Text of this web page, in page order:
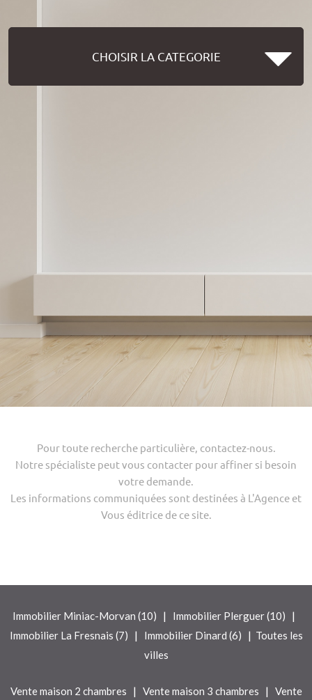
CHOISIR LA CATEGORIE
Pour toute recherche particulière, contactez-nous.
Notre spécialiste peut vous contacter pour affiner si besoin
votre demande.
Les informations communiquées sont destinées à L'Agence et
Vous éditrice de ce site.
Immobilier Miniac-Morvan (10) | Immobilier Plerguer (10) |
Immobilier La Fresnais (7) | Immobilier Dinard (6) | Toutes les
villes
Vente maison 2 chambres | Vente maison 3 chambres | Vente